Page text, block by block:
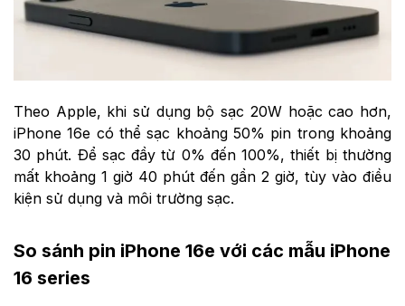
Theo Apple, khi sử dụng bộ sạc 20W hoặc cao hơn,
iPhone 16e có thể sạc khoảng 50% pin trong khoảng
30 phút. Để sạc đầy từ 0% đến 100%, thiết bị thường
mất khoảng 1 giờ 40 phút đến gần 2 giờ, tùy vào điều
kiện sử dụng và môi trường sạc.
So sánh pin iPhone 16e với các mẫu iPhone
16 series